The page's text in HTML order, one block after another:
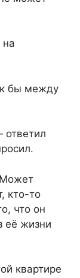
на
бы между
ответил
Может
кто-то
что он
её жизни
квартире